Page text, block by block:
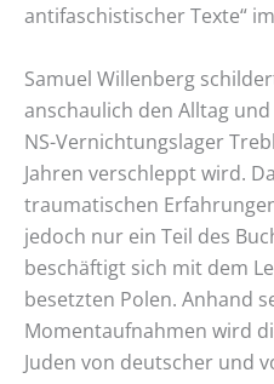
antifaschistischer Texte“
Samuel Willenberg
anschaulich den Alltag
NS-Vernichtungslager
Jahren verschleppt wird.
traumatischen
jedoch nur ein Teil des
beschäftigt sich mit dem
besetzten Polen. Anhand
Momentaufnahmen wird
Juden von deutscher und